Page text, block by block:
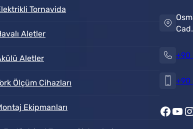
Tornavida
Aletler
Aletler
Ölçüm Cihazları
Ekipmanları
+90
+90
Facebook YouTube Instagram